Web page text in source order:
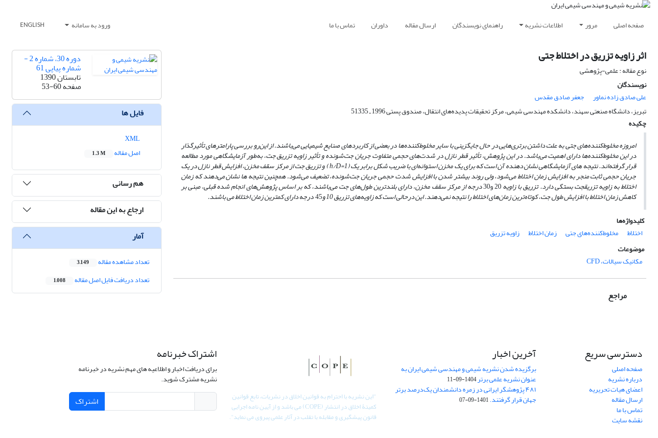
صفحه اصلی مرور اطلاعات نشریه راهنمای نویسندگان ارسال مقاله داوران تماس با ما ورود به سامانه ENGLISH
اثر زاویه تزریق در اختلاط جتی
نوع مقاله : علمی-پژوهشی
نویسندگان
علی صادق زاده نماور
جعفر صادق مقدس
تبریز، دانشگاه صنعتی سهند، دانشکده مهندسی شیمی، مرکز تحقیقات پدیده‌های انتقال، صندوق پستی 1996 ـ 51335
چکیده
امروزه مخلوط‌کننده‌های جتی به علت داشتن برتری‌هایی در حال جایگزینی با سایر مخلوط‌کننده‌ها در بعضی از کاربردهای صنایع شیمیایی می‌باشند. از این‌رو بررسی پارامترهای تأثیرگذار
در این مخلوط‌کننده‌ها دارای اهمیت می‌باشد. در این پژوهش، تأثیر قطر نازل در شدت‌های حجمی‌ متفاوت جریان جت‌شونده و تأثیر زاویه تزریق جت، به‌طور آزمایشگاهی مورد مطالعه
قرار گرفته‌اند. نتیجه ‌های آزمایشگاهی نشان‌ دهنده آن است که برای یک مخزن استوانه‌ای با ضریب شکل برابر یک (1= h/D) و تزریق جت از مرکز سقف مخزن، افزایش قطر نازل در یک
جریان حجمی ثابت منجر به افزایش زمان اختلاط می‌شود، ولی روند بیشتر شدن با افزایش شدت حجمی جریانجت‌شونده، تضعیف می‌شود. همچنین نتیجه‌ ها نشان می‌دهند که زمان
اختلاط به زاویه تزریقجت بستگی دارد. تزریق با زاویه20 و30 درجه از مرکز سقف مخزن، دارای بلندترین طول‌های جت می‌باشند، که بر اساس پژوهش‌هایانجام شده قبلی، مبنی بر
کاهش زمان اختلاط با افزایش طول جت، کوتاه‌ترین زمان‌های اختلاط را نتیجه نمی‌دهند. این درحالی است که زاویه‌های تزریق 10 و 45درجه دارای کمترین زمان اختلاط می ‌باشند.
کلیدواژه‌ها
اختلاط
مخلوط‌کننده‌های جتی زمان اختلاط
زاویه تزریق
موضوعات
مکانیک سیالات، CFD
مراجع
دوره 30، شماره 2 -
شماره پیاپی 61
تابستان 1390
صفحه53-60
فایل ها
اصل مقاله
1.3 M
هم رسانی
ارجاع به این مقاله
آمار
تعداد مشاهده مقاله 3,149
تعداد دریافت فایل اصل مقاله 1,008
دسترسی سریع
صفحه اصلی
درباره نشریه
اعضای هیات تحریریه
ارسال مقاله
تماس با ما
نقشه سایت
آخرین اخبار
برگزیده شدن نشریه شیمی و مهندسی شیمی ایران به
عنوان نشریه علمی برتر1404-09-11
۴۸۱ پژوهشگر ایرانی در زمره دانشمندان یک‌درصد برتر
جهان قرار گرفتند.1401-09-07
"این نشریه با احترام به قوانین اخلاق در نشریات، تابع قوانین
کمیتۀ اخلاق در انتشار (COPE) می باشد و از آیین نامه اجرایی
قانون پیشگیری و مقابله با تقلب در آثار علمی پیروی می نماید".
اشتراک خبرنامه
برای دریافت اخبار و اطلاعیه های مهم نشریه در خبرنامه
نشریه مشترک شوید.
اشتراک